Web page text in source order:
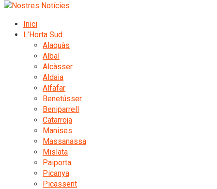
Inici
L’Horta Sud
Alaquàs
Albal
Alcàsser
Aldaia
Alfafar
Benetússer
Beniparrell
Catarroja
Manises
Massanassa
Mislata
Paiporta
Picanya
Picassent